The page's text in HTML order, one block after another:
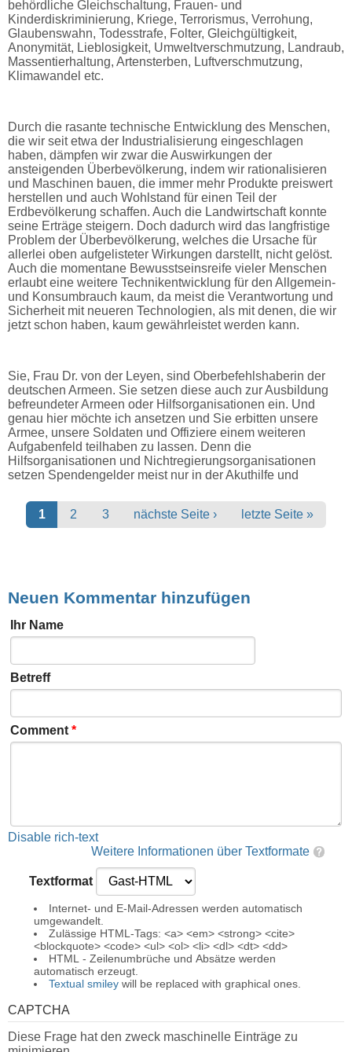
behördliche Gleichschaltung, Frauen- und
Kinderdiskriminierung, Kriege, Terrorismus, Verrohung,
Glaubenswahn, Todesstrafe, Folter, Gleichgültigkeit,
Anonymität, Lieblosigkeit, Umweltverschmutzung, Landraub,
Massentierhaltung, Artensterben, Luftverschmutzung,
Klimawandel etc.
Durch die rasante technische Entwicklung des Menschen,
die wir seit etwa der Industrialisierung eingeschlagen
haben, dämpfen wir zwar die Auswirkungen der
ansteigenden Überbevölkerung, indem wir rationalisieren
und Maschinen bauen, die immer mehr Produkte preiswert
herstellen und auch Wohlstand für einen Teil der
Erdbevölkerung schaffen. Auch die Landwirtschaft konnte
seine Erträge steigern. Doch dadurch wird das langfristige
Problem der Überbevölkerung, welches die Ursache für
allerlei oben aufgelisteter Wirkungen darstellt, nicht gelöst.
Auch die momentane Bewusstseinsreife vieler Menschen
erlaubt eine weitere Technikentwicklung für den Allgemein-
und Konsumbrauch kaum, da meist die Verantwortung und
Sicherheit mit neueren Technologien, als mit denen, die wir
jetzt schon haben, kaum gewährleistet werden kann.
Sie, Frau Dr. von der Leyen, sind Oberbefehlshaberin der
deutschen Armeen. Sie setzen diese auch zur Ausbildung
befreundeter Armeen oder Hilfsorganisationen ein. Und
genau hier möchte ich ansetzen und Sie erbitten unsere
Armee, unsere Soldaten und Offiziere einem weiteren
Aufgabenfeld teilhaben zu lassen. Denn die
Hilfsorganisationen und Nichtregierungsorganisationen
setzen Spendengelder meist nur in der Akuthilfe und
Seiten
1 2 3 nächste Seite › letzte Seite »
Neuen Kommentar hinzufügen
Ihr Name
Betreff
Comment*
Disable rich-text
Weitere Informationen über Textformate
Textformat
Internet- und E-Mail-Adressen werden automatisch
umgewandelt.
Zulässige HTML-Tags: <a> <em> <strong> <cite>
<blockquote> <code> <ul> <ol> <li> <dl> <dt> <dd>
HTML - Zeilenumbrüche und Absätze werden
automatisch erzeugt.
Textual smiley will be replaced with graphical ones.
CAPTCHA
Diese Frage hat den zweck maschinelle Einträge zu